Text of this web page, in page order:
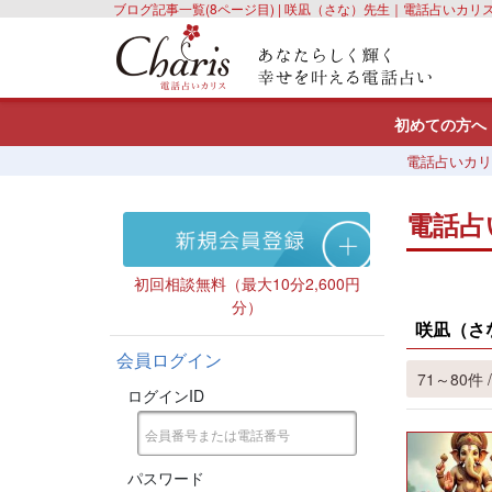
ブログ記事一覧(8ページ目) | 咲凪（さな）先生｜電話占いカリ
初めての方へ
電話占いカ
初回相談無料（最大10分2,600円
分）
会員ログイン
ログインID
パスワード
電話
咲凪（さ
71～80件